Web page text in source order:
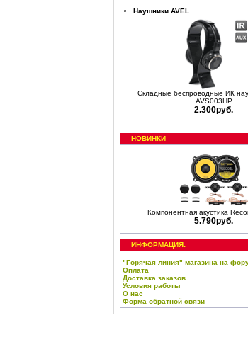
Наушники AVEL
Складные беспроводные ИК
AVS003HP
2.300руб.
НОВИНКИ
Компонентная акустика
5.790руб.
ИНФОРМАЦИЯ:
"Горячая линия" магазина на
Оплата
Доставка заказов
Условия работы
О нас
Форма обратной связи